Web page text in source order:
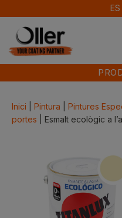
contingut
ES
Inici Pintura Pintures
portes | Esmalt ecològic a